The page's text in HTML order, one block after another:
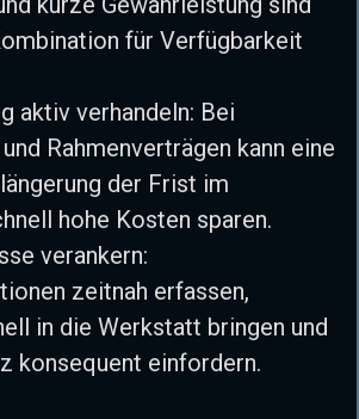
für Verfügbarkeit
aktiv verhandeln: Bei
Rahmenverträgen kann eine
der Frist im
hohe Kosten sparen.
verankern:
zeitnah erfassen,
in die Werkstatt bringen und
konsequent einfordern.